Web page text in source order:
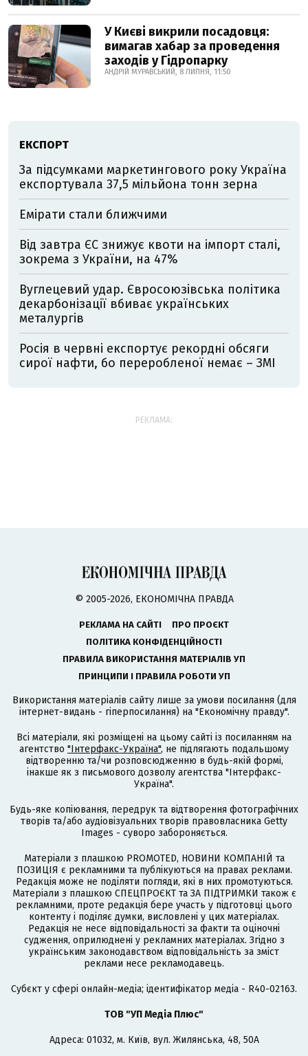
У Києві викрили посадовця:
вимагав хабар за проведення
заходів у Гідропарку
АНДРІЙ МУРАВСЬКИЙ, 8 ЛИПНЯ, 11:50
ЕКСПОРТ
За підсумками маркетингового року Україна
експортувала 37,5 мільйона тонн зерна
Емірати стали ближчими
Від завтра ЄС знижує квоти на імпорт сталі,
зокрема з України, на 47%
Вуглецевий удар. Євросоюзівська політика
декарбонізації вбиває українських
металургів
Росія в червні експортує рекордні обсяги
сирої нафти, бо переробленої немає – ЗМІ
РЕКЛАМА:
© 2005-2026, ЕКОНОМІЧНА ПРАВДА
РЕКЛАМА НА САЙТІ
ПРО ПРОЄКТ
ПОЛІТИКА КОНФІДЕНЦІЙНОСТІ
ПРАВИЛА ВИКОРИСТАННЯ МАТЕРІАЛІВ УП
ПРИНЦИПИ І ПРАВИЛА РОБОТИ УП
Використання матеріалів сайту лише за умови посилання (для
інтернет-видань - гіперпосилання) на "Економічну правду".
Всі матеріали, які розміщені на цьому сайті із посиланням на
агентство "Інтерфакс-Україна", не підлягають подальшому
відтворенню та/чи розповсюдженню в будь-якій формі,
інакше як з письмового дозволу агентства "Інтерфакс-
Україна".
Будь-яке копіювання, передрук та відтворення фотографічних
творів та/або аудіовізуальних творів правовласника Getty
Images - суворо забороняється.
Матеріали з плашкою PROMOTED, НОВИНИ КОМПАНІЙ та
ПОЗИЦІЯ є рекламними та публікуються на правах реклами.
Редакція може не поділяти погляди, які в них промотуються.
Матеріали з плашкою СПЕЦПРОЄКТ та ЗА ПІДТРИМКИ також є
рекламними, проте редакція бере участь у підготовці цього
контенту і поділяє думки, висловлені у цих матеріалах.
Редакція не несе відповідальності за факти та оціночні
судження, оприлюднені у рекламних матеріалах. Згідно з
українським законодавством відповідальність за зміст
реклами несе рекламодавець.
Cубєкт у сфері онлайн-медіа; ідентифікатор медіа - R40-02163.
ТОВ "УП Медіа Плюс"
Адреса: 01032, м. Київ, вул. Жилянська, 48, 50А